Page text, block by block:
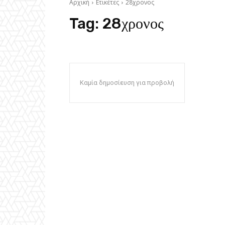
Αρχική Ετικέτες 28χρονος
Tag: 28χρονος
Καμία δημοσίευση για προβολή